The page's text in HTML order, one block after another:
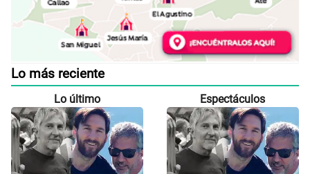
Lo más reciente
Lo último Espectáculos